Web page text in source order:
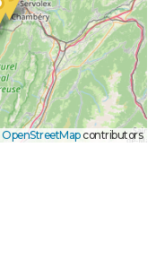
OpenStreetMapcontributors